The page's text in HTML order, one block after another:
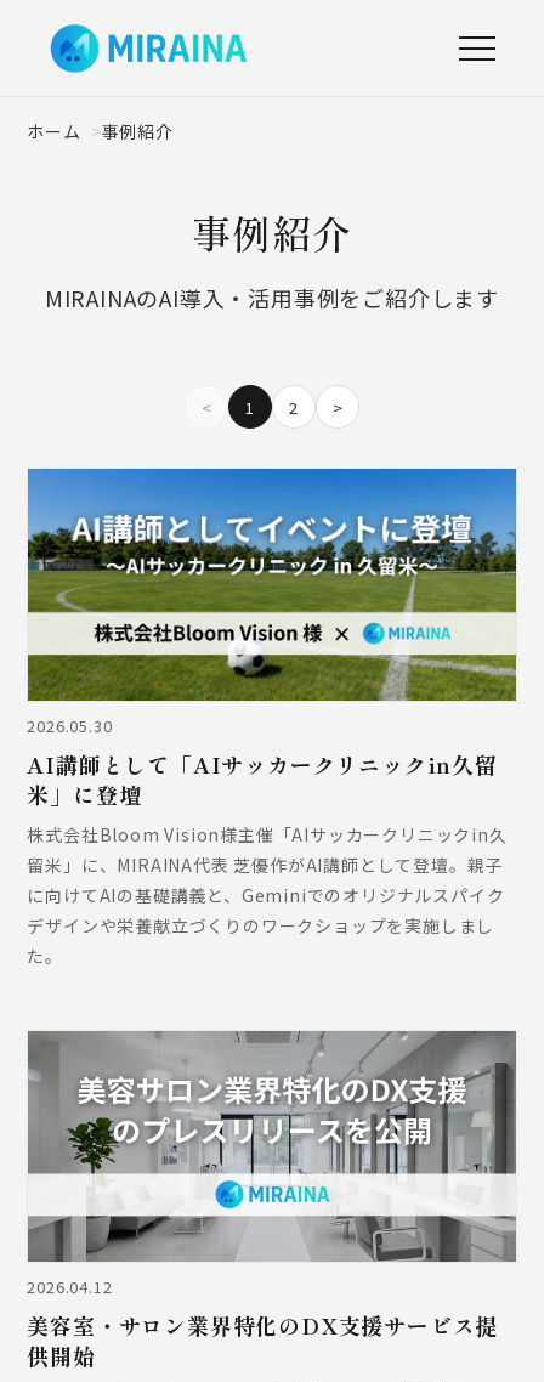
ホーム 事例紹介
事例紹介
MIRAINAのAI導入・活用事例をご紹介します
< 1 2 >
2026.05.30
AI講師として「AIサッカークリニックin久留
米」に登壇
株式会社Bloom Vision様主催「AIサッカークリニックin久
留米」に、MIRAINA代表 芝優作がAI講師として登壇。親子
に向けてAIの基礎講義と、Geminiでのオリジナルスパイク
デザインや栄養献立づくりのワークショップを実施しまし
た。
2026.04.12
美容室・サロン業界特化のDX支援サービス提
供開始